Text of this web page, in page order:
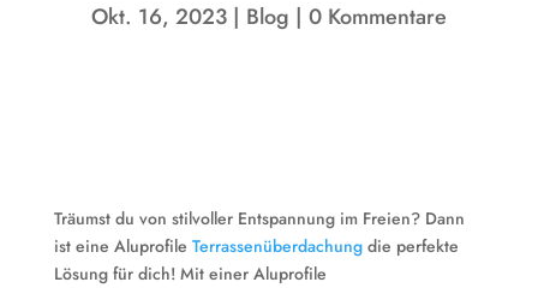
Okt. 16, 2023 Blog 0 Kommentare
Träumst du von stilvoller Entspannung im Freien? Dann
ist eine Aluprofile Terrassenüberdachungdie perfekte
Lösung für dich! Mit einer Aluprofile